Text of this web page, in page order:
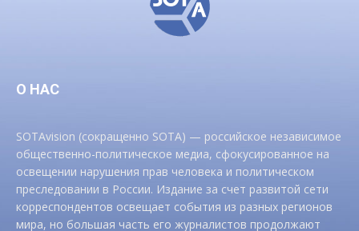
О НАС
SOTAvision (сокращенно SOTA) — российское независимое
общественно-политическое медиа, сфокусированное на
освещении нарушения прав человека и политическом
преследовании в России. Издание за счет развитой сети
корреспондентов освещает события из разных регионов
мира, но большая часть его журналистов продолжают